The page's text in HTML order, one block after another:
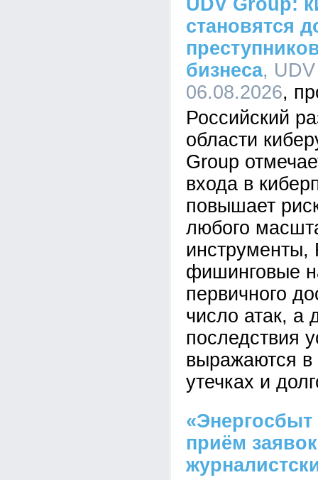
UDV Group:
становятся
бизнеса,
06.08.2026
Российский
области
Group
входа в
повышает
любого
фишинговые
первичного
число атак, а
последствия
выражаются в
утечках и
приём